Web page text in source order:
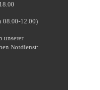
08.00-12.00)
unserer
Notdienst: